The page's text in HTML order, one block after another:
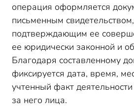
операция оформляется
письменным свидетельством,
подтверждающим ее
ее юридически законной и
Благодаря составленному
фиксируется дата, время,
учтенный факт
за него лица.